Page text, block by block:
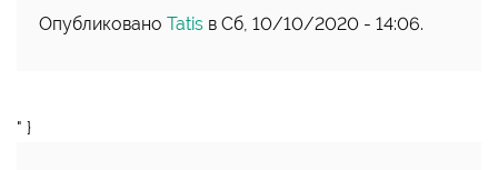
Опубликовано Tatis в Сб, 10/10/2020 - 14:06.
" }